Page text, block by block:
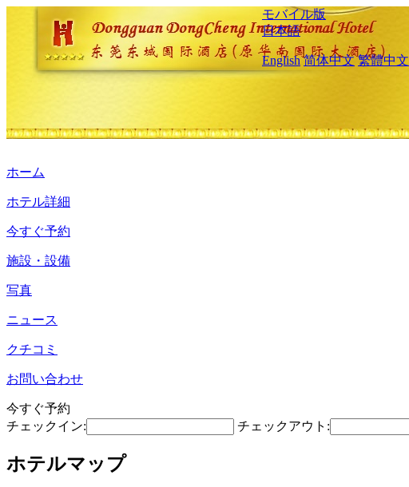
モバイル版
日本語
English 简体中文 繁體中文
ホーム
ホテル詳細
今すぐ予約
施設・設備
写真
ニュース
クチコミ
お問い合わせ
今すぐ予約
チェックイン:
チェックアウト:
ホテルマップ